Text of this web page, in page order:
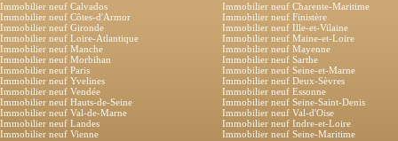
Immobilier neuf Calvados
Immobilier neuf Charente-Maritime
Immobilier neuf Côtes-d'Armor
Immobilier neuf Finistère
Immobilier neuf Gironde
Immobilier neuf Ille-et-Vilaine
Immobilier neuf Loire-Atlantique
Immobilier neuf Maine-et-Loire
Immobilier neuf Manche
Immobilier neuf Mayenne
Immobilier neuf Morbihan
Immobilier neuf Sarthe
Immobilier neuf Paris
Immobilier neuf Seine-et-Marne
Immobilier neuf Yvelines
Immobilier neuf Deux-Sèvres
Immobilier neuf Vendée
Immobilier neuf Essonne
Immobilier neuf Hauts-de-Seine
Immobilier neuf Seine-Saint-Denis
Immobilier neuf Val-de-Marne
Immobilier neuf Val-d'Oise
Immobilier neuf Landes
Immobilier neuf Indre-et-Loire
Immobilier neuf Vienne
Immobilier neuf Seine-Maritime